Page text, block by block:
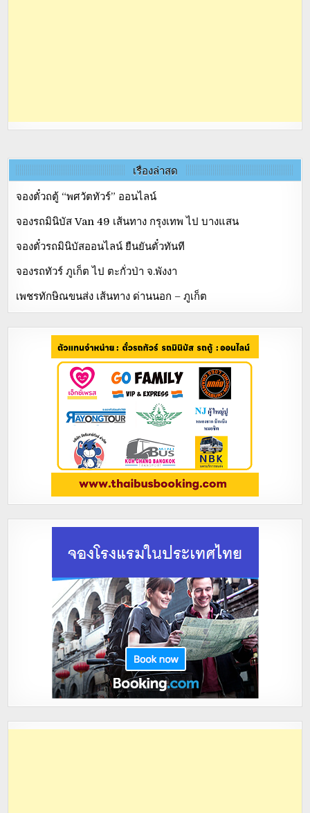
เรื่องล่าสุด
จองตั๋วถตู้ “พศวัตทัวร์” ออนไลน์
จองรถมินิบัส Van 49 เส้นทาง กรุงเทพ ไป บางแสน
จองตั๋วรถมินิบัสออนไลน์ ยืนยันตั๋วทันที
จองรถทัวร์ ภูเก็ต ไป ตะกั่วป่า จ.พังงา
เพชรทักษิณขนส่ง เส้นทาง ด่านนอก – ภูเก็ต